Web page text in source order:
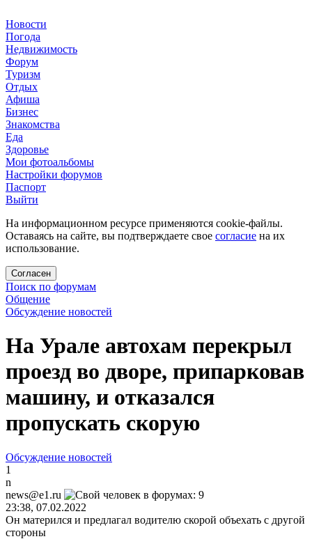
Новости
Погода
Недвижимость
Форум
Туризм
Отдых
Афиша
Бизнес
Знакомства
Еда
Здоровье
Мои фотоальбомы
Настройки форумов
Паспорт
Выйти
На информационном ресурсе применяются cookie-файлы.
Оставаясь на сайте, вы подтверждаете свое согласие на их
использование.
Согласен
Поиск по форумам
Общение
Обсуждение новостей
На Урале автохам перекрыл
проезд во дворе, припарковав
машину, и отказался
пропускать скорую
Обсуждение новостей
1
n
news@e1.ru
23:38, 07.02.2022
Он матерился и предлагал водителю скорой объехать с другой
стороны